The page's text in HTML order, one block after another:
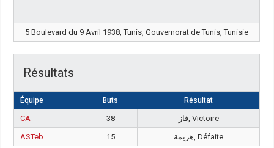
5 Boulevard du 9 Avril 1938, Tunis, Gouvernorat de Tunis, Tunisie
Résultats
Équipe Buts Résultat
CA 38
فاز, Victoire
ASTeb
15 هزيمة, Défaite